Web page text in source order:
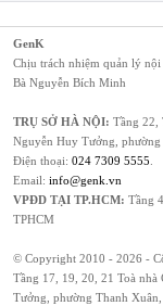
GenK
Chịu trách nhiệm quản lý nội
Bà Nguyễn Bích Minh
TRỤ SỞ HÀ NỘI: Tầng 22,
Nguyễn Huy Tưởng,
Điện thoại: 024 7309 5555.
Email: info@genk.vn
VPĐD TẠI TP.HCM: Tầng
TPHCM
© Copyright 2010 - 2026 -
Tầng 17, 19, 20, 21 Toà
Tưởng, phường Thanh